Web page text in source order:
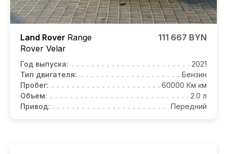
Land Rover Range
Rover Velar
111 667 BYN
Год выпуска:
2021
Тип двигателя:
Бензин
Пробег:
60000 Км км
Объем:
2.0 л
Привод:
Передний